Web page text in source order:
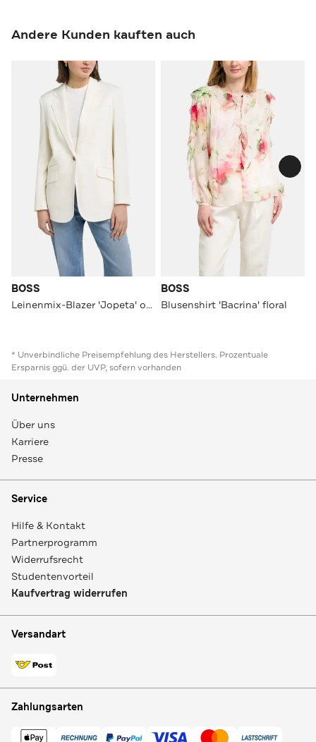
Andere Kunden kauften auch
BOSS
Leinenmix-Blazer 'Jopeta' offwhite
BOSS
Blusenshirt 'Bacrina' floral
* Unverbindliche Preisempfehlung des Herstellers. Prozentuale
Ersparnis ggü. der UVP, sofern vorhanden
Unternehmen
Über uns
Karriere
Presse
Service
Hilfe & Kontakt
Partnerprogramm
Widerrufsrecht
Studentenvorteil
Kaufvertrag widerrufen
Versandart
Zahlungsarten